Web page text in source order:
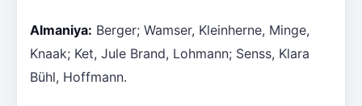
Almaniya: Berger; Wamser, Kleinherne, Minge,
Knaak; Ket, Jule Brand, Lohmann; Senss, Klara
Bühl, Hoffmann.